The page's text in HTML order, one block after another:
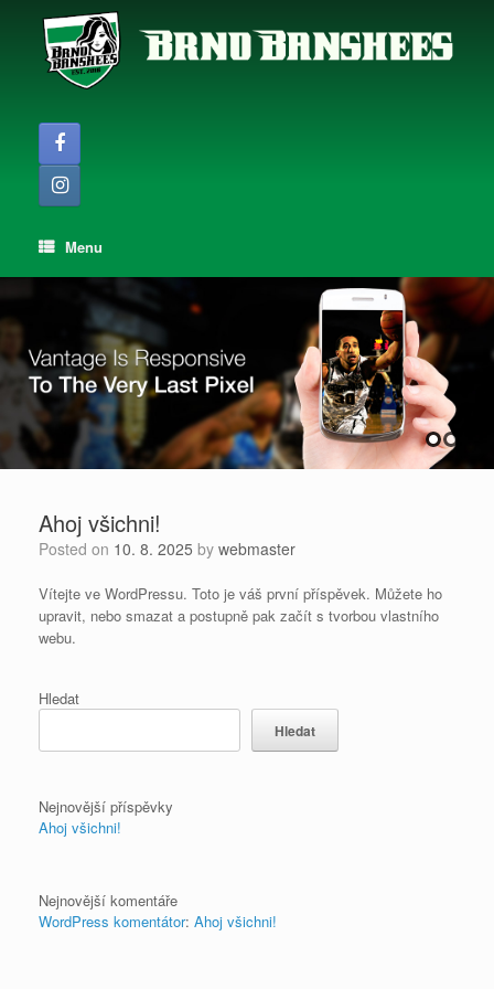
content
Menu
Ahoj všichni!
Posted on 10. 8. 2025 by webmaster
Vítejte ve WordPressu. Toto je váš první příspěvek. Můžete ho
upravit, nebo smazat a postupně pak začít s tvorbou vlastního
webu.
Hledat
Hledat
Nejnovější příspěvky
Ahoj všichni!
Nejnovější komentáře
WordPress komentátor: Ahoj všichni!